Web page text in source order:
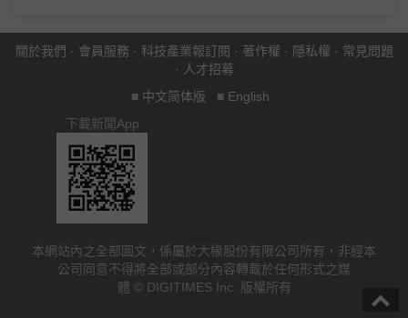
關於我們 · 會員服務 · 科技產業報訂閱 · 著作權 · 隱私權 · 常見問題
· 人才招募
■ 中文简体版 ■ English
下載新聞App
本網站內之全部圖文，係屬於大椽股份有限公司所有，非經本
公司同意不得將全部或部分內容轉載於任何形式之媒
體 © DIGITIMES Inc. 版權所有